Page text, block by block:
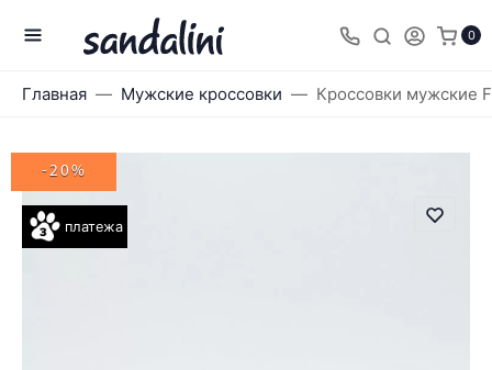
0
Главная Мужские кроссовки Кроссовки мужские
платежа
-20%